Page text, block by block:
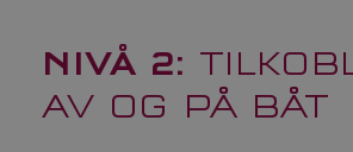
NIVÅ 2:
AV OG PÅ BÅT